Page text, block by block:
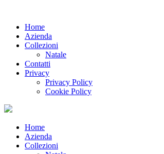
Home
Azienda
Collezioni
Natale
Contatti
Privacy
Privacy Policy
Cookie Policy
Home
Azienda
Collezioni